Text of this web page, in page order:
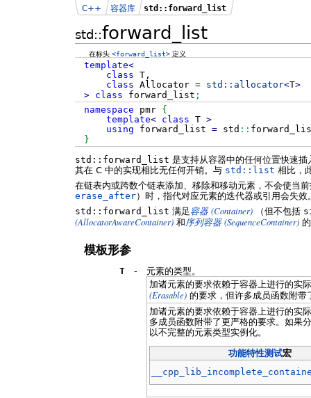
std::forward_list
C++ 容器库 std::forward_list
在标头<forward_list> 定义
template<
class T,
class Allocator = std:: allocator<T>
>
class forward_list ;
namespace pmr {
template< class T >
using forward_list =std ::
}
std::forward_list 是支持从容器中的任何位置快速
其在 C 中的实现相比无任何开销。与 std::list 相比，
在链表内或跨数个链表添加、移除和移动元素，不会使当
erase_after）时，指代对应元素的迭代器或引用会失效
std::forward_list 满足 容器 (Container) （但不包括
(AllocatorAwareContainer) 和序列容器 (SequenceContainer)
模板形参
T -
元素的类型。
加诸元素的要求依赖于容器上进行的实
(Erasable) 的要求，但许多成员函数附带
加诸元素的要求依赖于容器上进行的实
多成员函数附带了更严格的要求。如果
以不完整的元素类型实例化。
功能特性测试宏